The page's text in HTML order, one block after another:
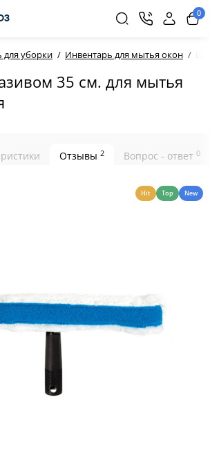
0
для уборки Инвентарь для мытья окон
35 см. для мытья
Отзывы 2 Вопрос - ответ 0
Hit Top New